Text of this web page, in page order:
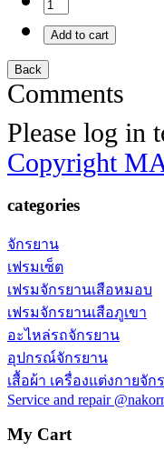
Comments
Please log in
Copyright
categories
จักรยาน
เฟรมเซ็ต
เฟรมจักรยานเสือหมอบ
เฟรมจักรยานเสือภูเขา
อะไหล่รถจักรยาน
อุปกรณ์จักรยาน
เสื้อผ้า เครื่องแต่งกายจัก
Service and repair
My Cart